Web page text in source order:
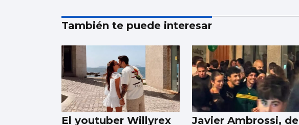
También te puede interesar
El youtuber Willyrex Javier Ambrossi, de